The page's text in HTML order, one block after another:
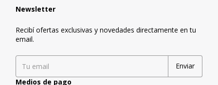
Newsletter
Recibí ofertas exclusivas y novedades directamente en tu
email.
Medios de pago